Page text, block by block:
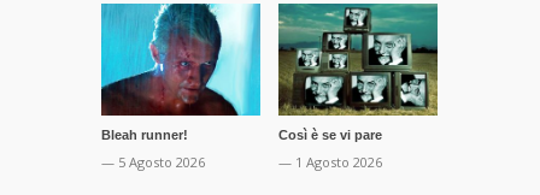
Bleah runner!
— 5 Agosto 2026
Così è se vi pare
— 1 Agosto 2026